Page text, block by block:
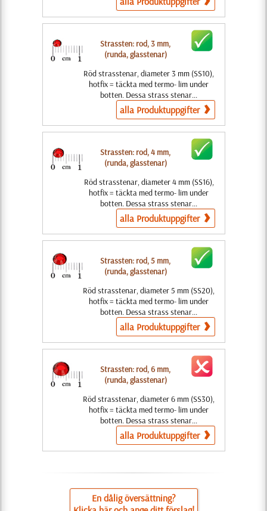
Strassten: rod, 3 mm,
(runda, glasstenar)
Röd strasstenar, diameter 3 mm (SS10),
hotfix = täckta med termo- lim under
botten. Dessa strass stenar...
alla Produktuppgifter
Strassten: rod, 4 mm,
(runda, glasstenar)
Röd strasstenar, diameter 4 mm (SS16),
hotfix = täckta med termo- lim under
botten. Dessa strass stenar...
alla Produktuppgifter
Strassten: rod, 5 mm,
(runda, glasstenar)
Röd strasstenar, diameter 5 mm (SS20),
hotfix = täckta med termo- lim under
botten. Dessa strass stenar...
alla Produktuppgifter
Strassten: rod, 6 mm,
(runda, glasstenar)
Röd strasstenar, diameter 6 mm (SS30),
hotfix = täckta med termo- lim under
botten. Dessa strass stenar...
alla Produktuppgifter
En dålig översättning?